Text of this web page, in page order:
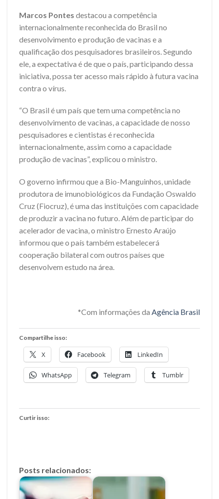
Marcos Pontes destacou a competência
internacionalmente reconhecida do Brasil no
desenvolvimento e produção de vacinas e a
qualificação dos pesquisadores brasileiros. Segundo
ele, a expectativa é de que o país, participando dessa
iniciativa, possa ter acesso mais rápido à futura vacina
contra o vírus.
“O Brasil é um país que tem uma competência no
desenvolvimento de vacinas, a capacidade de nosso
pesquisadores e cientistas é reconhecida
internacionalmente, assim como a capacidade
produção de vacinas”, explicou o ministro.
O governo infirmou que a Bio-Manguinhos, unidade
produtora de imunobiológicos da Fundação Oswaldo
Cruz (Fiocruz), é uma das instituições com capacidade
de produzir a vacina no futuro. Além de participar do
acelerador de vacina, o ministro Ernesto Araújo
informou que o país também estabelecerá
cooperação bilateral com outros países que
desenvolvem estudo na área.
*Com informações da Agência Brasil
Compartilhe isso:
X Facebook LinkedIn
WhatsApp Telegram Tumblr
Curtir isso:
Posts relacionados: